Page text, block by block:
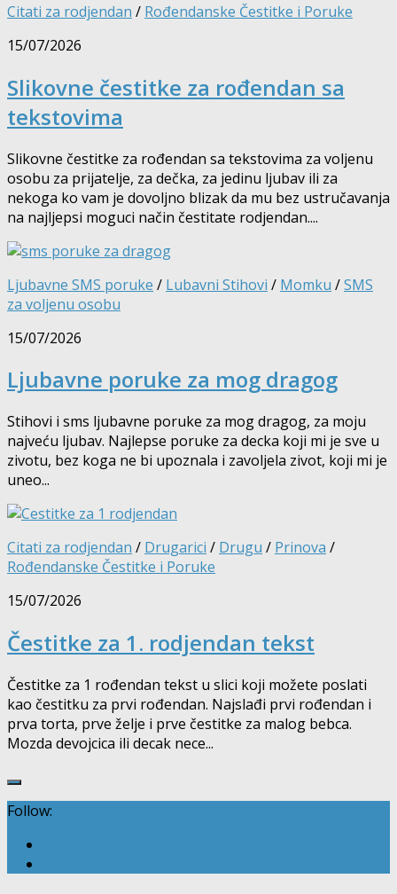
Citati za rodjendan / Rođendanske Čestitke i Poruke
15/07/2026
Slikovne čestitke za rođendan sa
tekstovima
Slikovne čestitke za rođendan sa tekstovima za voljenu
osobu za prijatelje, za dečka, za jedinu ljubav ili za
nekoga ko vam je dovoljno blizak da mu bez ustručavanja
na najljepsi moguci način čestitate rodjendan....
Ljubavne SMS poruke / Lubavni Stihovi / Momku /SMS
za voljenu osobu
15/07/2026
Ljubavne poruke za mog dragog
Stihovi i sms ljubavne poruke za mog dragog, za moju
najveću ljubav. Najlepse poruke za decka koji mi je sve u
zivotu, bez koga ne bi upoznala i zavoljela zivot, koji mi je
uneo...
Citati za rodjendan / Drugarici / Drugu / Prinova /
Rođendanske Čestitke i Poruke
15/07/2026
Čestitke za 1. rodjendan tekst
Čestitke za 1 rođendan tekst u slici koji možete poslati
kao čestitku za prvi rođendan. Najslađi prvi rođendan i
prva torta, prve želje i prve čestitke za malog bebca.
Mozda devojcica ili decak nece...
Follow: